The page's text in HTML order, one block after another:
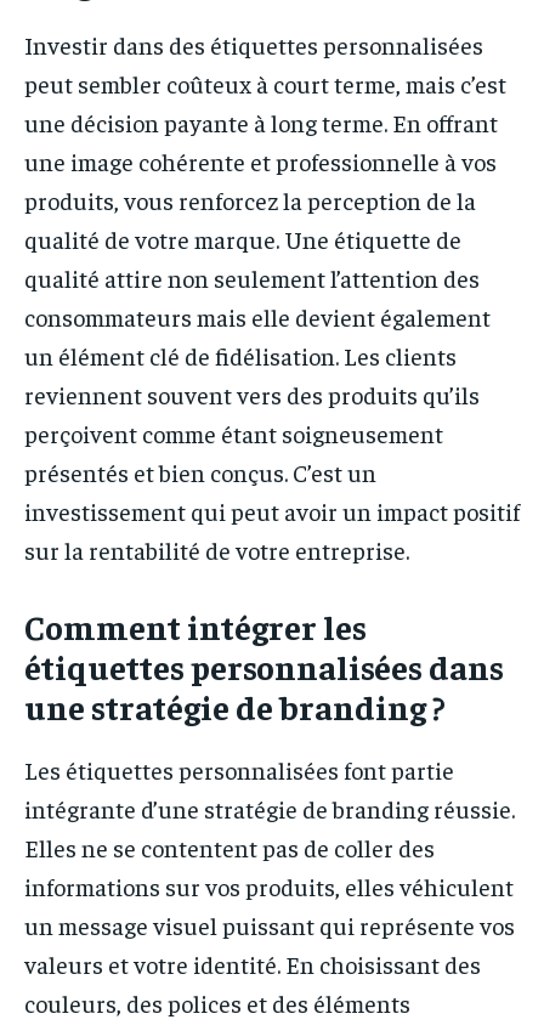
Investir dans des étiquettes personnalisées
peut sembler coûteux à court terme, mais c’est
une décision payante à long terme. En offrant
une image cohérente et professionnelle à vos
produits, vous renforcez la perception de la
qualité de votre marque. Une étiquette de
qualité attire non seulement l’attention des
consommateurs mais elle devient également
un élément clé de fidélisation. Les clients
reviennent souvent vers des produits qu’ils
perçoivent comme étant soigneusement
présentés et bien conçus. C’est un
investissement qui peut avoir un impact positif
sur la rentabilité de votre entreprise.
Comment intégrer les
étiquettes personnalisées dans
une stratégie de branding ?
Les étiquettes personnalisées font partie
intégrante d’une stratégie de branding réussie.
Elles ne se contentent pas de coller des
informations sur vos produits, elles véhiculent
un message visuel puissant qui représente vos
valeurs et votre identité. En choisissant des
couleurs, des polices et des éléments